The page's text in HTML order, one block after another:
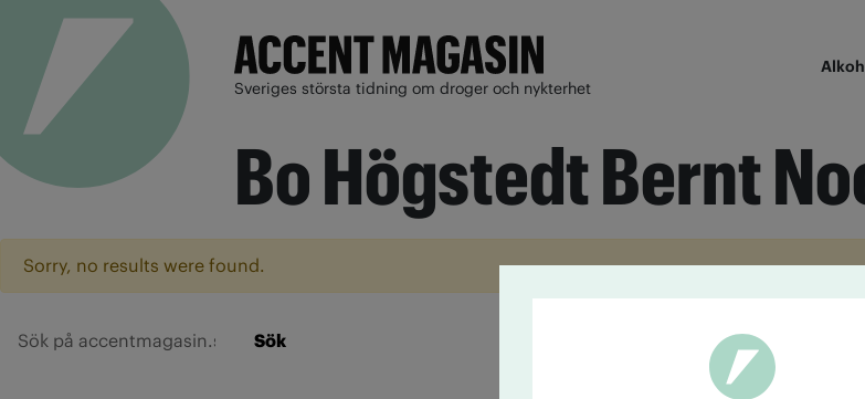
Sveriges största tidning om droger och nykterhet
Bo Högstedt Bernt
Sorry, no results were found.
Sök